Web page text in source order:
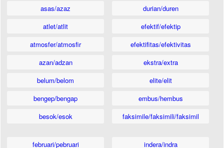
asas/azaz
atlet/atlit
atmosfer/atmosfir
azan/adzan
belum/belom
bengep/bengap
besok/esok
durian/duren
efektif/efektip
efektifitas/efektivitas
ekstra/extra
elite/elit
embus/hembus
faksimile/faksimili/faksimil
februari/pebruari
indera/indra